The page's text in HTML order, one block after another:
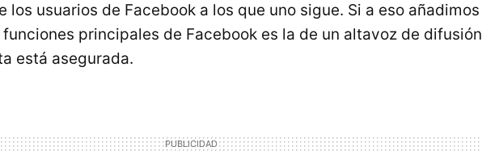
los usuarios de Facebook a los que uno sigue. Si a eso añadimos
principales de Facebook es la de un altavoz de difusión
está asegurada.